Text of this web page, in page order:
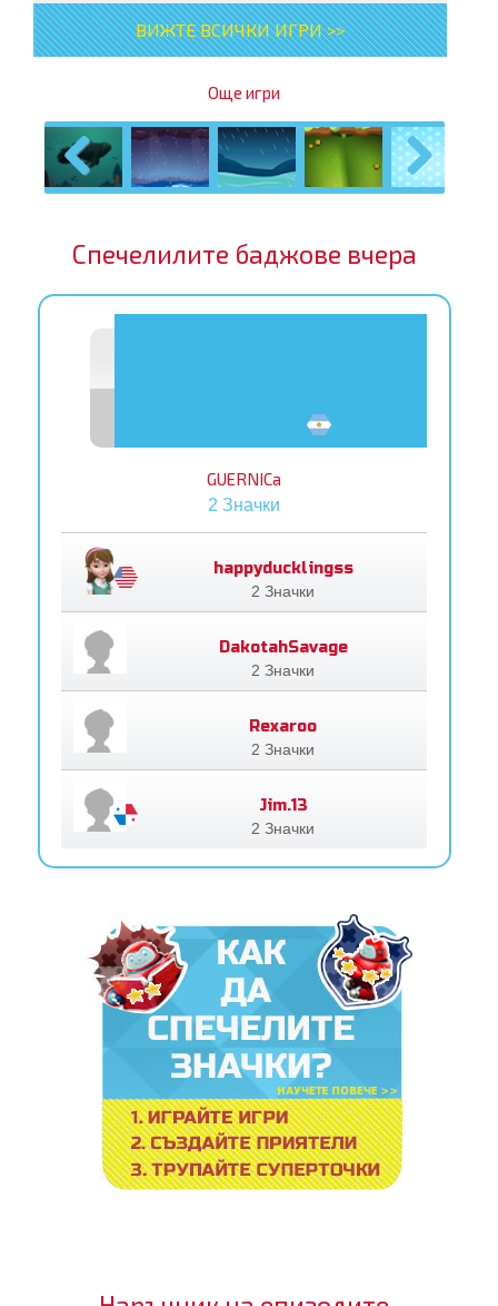
ВИЖТЕ ВСИЧКИ ИГРИ >>
Още игри
Previous Next
Спечелилите баджове вчера
GUERNICa
2 Значки
happyducklingss
2 Значки
DakotahSavage
2 Значки
Rexaroo
2 Значки
Jim.13
2 Значки